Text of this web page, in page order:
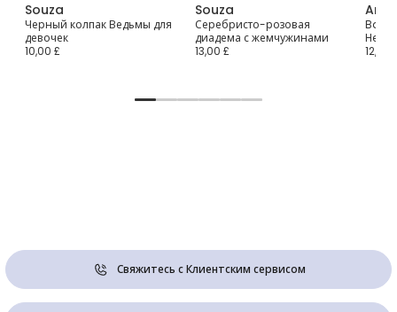
Souza
Черный колпак Ведьмы для
девочек
10,00 £
Souza
Серебристо-розовая
диадема с жемчужинами
13,00 £
Baby
12,00
Свяжитесь с Клиентским сервисом